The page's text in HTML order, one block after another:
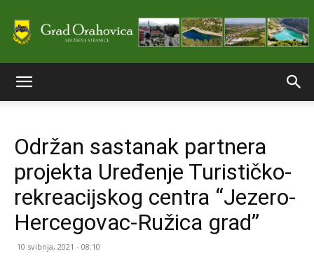
stranice
Grada
Održan sastanak partnera
projekta Uređenje Turističko-
rekreacijskog centra “Jezero-
Hercegovac-Ružica grad”
10 svibnja, 2021 - 08:10